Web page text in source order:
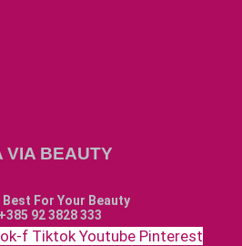
VIA BEAUTY
Best For Your Beauty
92 3828 333
f Tiktok Youtube Pinterest